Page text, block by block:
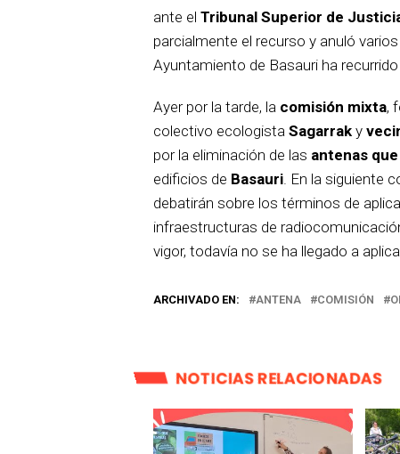
ante el Tribunal Superior de
parcialmente el recurso y anuló
Ayuntamiento de Basauri ha
Ayer por la tarde, la comisión mixta,
colectivo ecologista Sagarrak y
por la eliminación de las antenas
edificios de Basauri . En la siguiente
debatirán sobre los términos de
infraestructuras de
vigor, todavía no se ha llegado a
ARCHIVADO EN: ANTENA COMISIÓN
NOTICIAS RELACIONADAS